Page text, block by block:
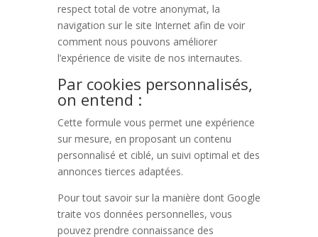
respect total de votre anonymat, la
navigation sur le site Internet afin de voir
comment nous pouvons améliorer
l’expérience de visite de nos internautes.
Par cookies personnalisés,
on entend :
Cette formule vous permet une expérience
sur mesure, en proposant un contenu
personnalisé et ciblé, un suivi optimal et des
annonces tierces adaptées.
Pour tout savoir sur la manière dont Google
traite vos données personnelles, vous
pouvez prendre connaissance des